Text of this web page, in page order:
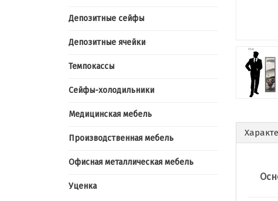
Депозитные сейфы
Депозитные ячейки
Темпокассы
Сейфы-холодильники
Медицинская мебель
Производственная мебель
Офисная металлическая мебель
Уценка